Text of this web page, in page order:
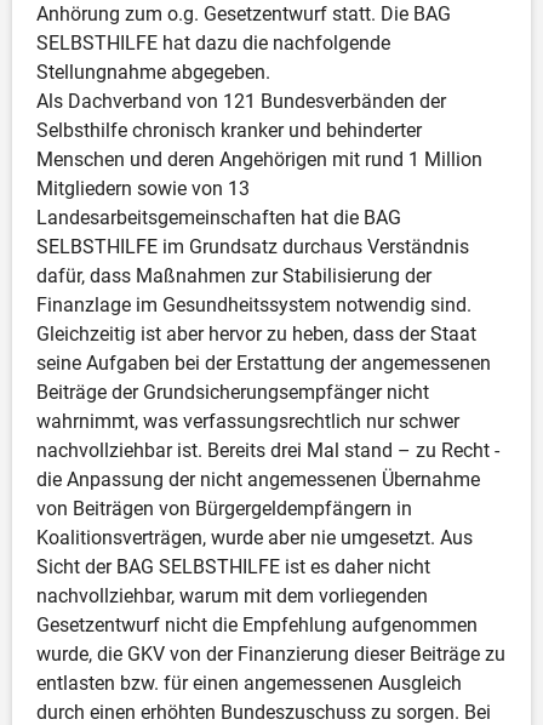
Anhörung zum o.g. Gesetzentwurf statt. Die BAG
SELBSTHILFE hat dazu die nachfolgende
Stellungnahme abgegeben.
Als Dachverband von 121 Bundesverbänden der
Selbsthilfe chronisch kranker und behinderter
Menschen und deren Angehörigen mit rund 1 Million
Mitgliedern sowie von 13
Landesarbeitsgemeinschaften hat die BAG
SELBSTHILFE im Grundsatz durchaus Verständnis
dafür, dass Maßnahmen zur Stabilisierung der
Finanzlage im Gesundheitssystem notwendig sind.
Gleichzeitig ist aber hervor zu heben, dass der Staat
seine Aufgaben bei der Erstattung der angemessenen
Beiträge der Grundsicherungsempfänger nicht
wahrnimmt, was verfassungsrechtlich nur schwer
nachvollziehbar ist. Bereits drei Mal stand – zu Recht -
die Anpassung der nicht angemessenen Übernahme
von Beiträgen von Bürgergeldempfängern in
Koalitionsverträgen, wurde aber nie umgesetzt. Aus
Sicht der BAG SELBSTHILFE ist es daher nicht
nachvollziehbar, warum mit dem vorliegenden
Gesetzentwurf nicht die Empfehlung aufgenommen
wurde, die GKV von der Finanzierung dieser Beiträge zu
entlasten bzw. für einen angemessenen Ausgleich
durch einen erhöhten Bundeszuschuss zu sorgen. Bei